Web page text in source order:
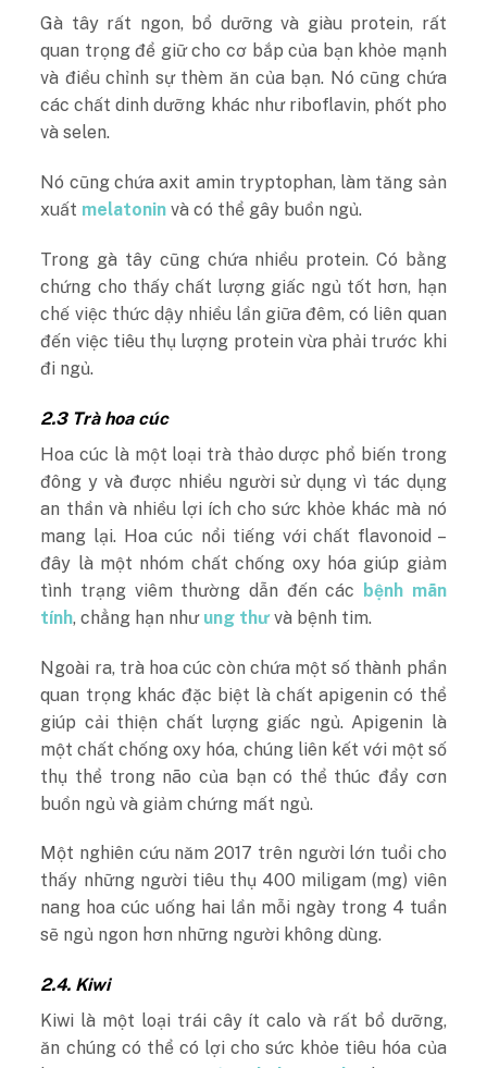
Gà tây rất ngon, bổ dưỡng và giàu protein, rất
quan trọng để giữ cho cơ bắp của bạn khỏe mạnh
và điều chỉnh sự thèm ăn của bạn. Nó cũng chứa
các chất dinh dưỡng khác như riboflavin, phốt pho
và selen.
Nó cũng chứa axit amin tryptophan, làm tăng sản
xuất melatonin và có thể gây buồn ngủ.
Trong gà tây cũng chứa nhiều protein. Có bằng
chứng cho thấy chất lượng giấc ngủ tốt hơn, hạn
chế việc thức dậy nhiều lần giữa đêm, có liên quan
đến việc tiêu thụ lượng protein vừa phải trước khi
đi ngủ.
2.3 Trà hoa cúc
Hoa cúc là một loại trà thảo dược phổ biến trong
đông y và được nhiều người sử dụng vì tác dụng
an thần và nhiều lợi ích cho sức khỏe khác mà nó
mang lại. Hoa cúc nổi tiếng với chất flavonoid –
đây là một nhóm chất chống oxy hóa giúp giảm
tình trạng viêm thường dẫn đến các
bệnh mãn
tính, chẳng hạn như ung thưvà bệnh tim.
Ngoài ra, trà hoa cúc còn chứa một số thành phần
quan trọng khác đặc biệt là chất apigenin có thể
giúp cải thiện chất lượng giấc ngủ. Apigenin là
một chất chống oxy hóa, chúng liên kết với một số
thụ thể trong não của bạn có thể thúc đẩy cơn
buồn ngủ và giảm chứng mất ngủ.
Một nghiên cứu năm 2017 trên người lớn tuổi cho
thấy những người tiêu thụ 400 miligam (mg) viên
nang hoa cúc uống hai lần mỗi ngày trong 4 tuần
sẽ ngủ ngon hơn những người không dùng.
2.4. Kiwi
Kiwi là một loại trái cây ít calo và rất bổ dưỡng,
ăn chúng có thể có lợi cho sức khỏe tiêu hóa của